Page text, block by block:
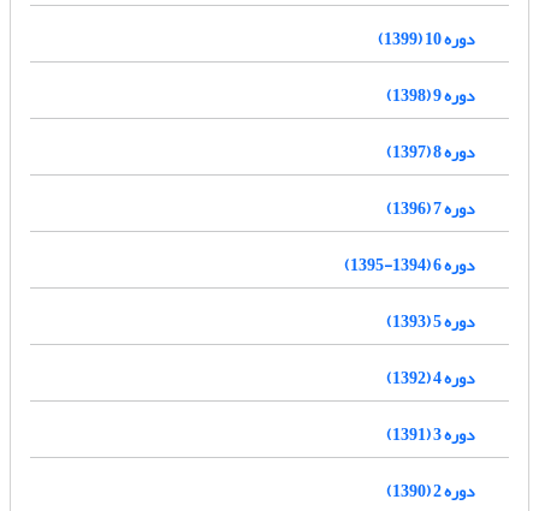
دوره 10 (1399)
دوره 9 (1398)
دوره 8 (1397)
دوره 7 (1396)
دوره 6 (1394-1395)
دوره 5 (1393)
دوره 4 (1392)
دوره 3 (1391)
دوره 2 (1390)